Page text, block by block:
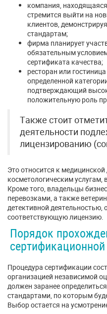
компания,
стремится выйти на
клиентов,
стандартам;
фирма планирует
обязательным
сертификата качества;
ресторан или
определенной
подтверждающий
положительную роль
Также стоит
деятельности
лицензированию
Это относится к медицинской
косметологическим
Кроме того, владельцы
перевозками, а также
детективной деятельностью,
соответствующую лицензию.
Порядок
Процедура сертификации
организацией независимой
должен заранее
стандартами, по которым
Выбор остается на